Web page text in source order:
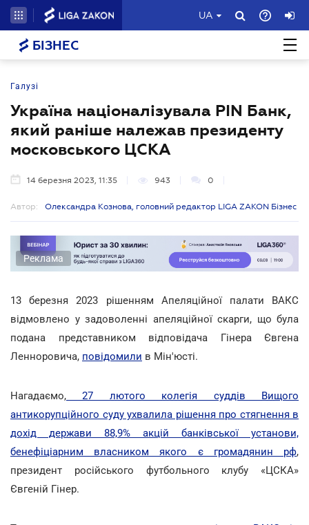
UA
БІЗНЕС
Галузі
Україна націоналізувала PIN Банк,
який раніше належав президенту
московського ЦСКА
14 березня 2023, 11:35 943 0
Автор: Олександра Кознова, головний редактор LIGA ZAKON Бізнес
Реклама
13 березня 2023 рішенням Апеляційної палати ВАКС
відмовлено у задоволенні апеляційної скарги, що була
подана представником відповідача Гінера Євгена
Ленноровича, повідомили в Мін'юсті.
Нагадаємо, 27 лютого колегія суддів Вищого
антикорупційного суду ухвалила рішення про стягнення в
дохід держави 88,9% акцій банківської установи,
бенефіціарним власником якого є громадянин рф,
президент російського футбольного клубу «ЦСКА»
Євгеній Гінер.